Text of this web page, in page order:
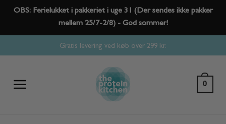
OBS: Ferielukket i pakkeriet i uge 31 (Der sendes ikke pakker
mellem 25/7-2/8) - God sommer!
Gratis levering ved køb over 299 kr.
0